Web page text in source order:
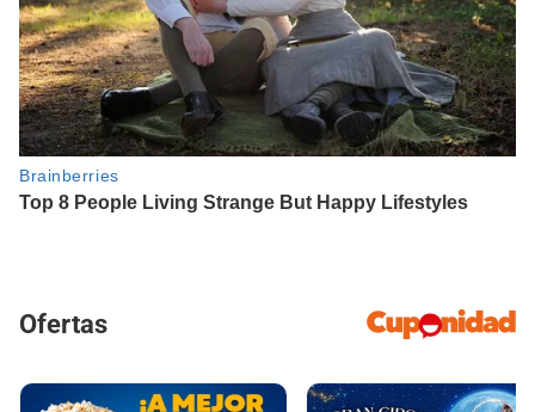
Ofertas